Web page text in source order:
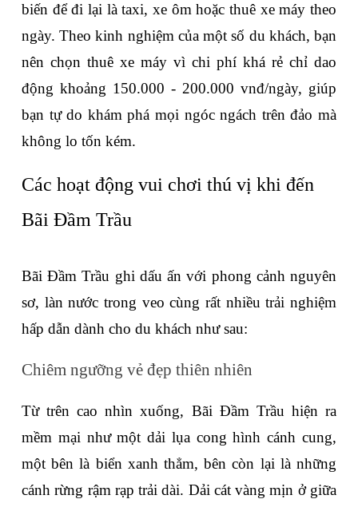
biến để đi lại là taxi, xe ôm hoặc thuê xe máy theo
ngày. Theo kinh nghiệm của một số du khách, bạn
nên chọn thuê xe máy vì chi phí khá rẻ chỉ dao
động khoảng 150.000 - 200.000 vnđ/ngày, giúp
bạn tự do khám phá mọi ngóc ngách trên đảo mà
không lo tốn kém.
Các hoạt động vui chơi thú vị khi đến
Bãi Đầm Trầu
Bãi Đầm Trầu ghi dấu ấn với phong cảnh nguyên
sơ, làn nước trong veo cùng rất nhiều trải nghiệm
hấp dẫn dành cho du khách như sau:
Chiêm ngưỡng vẻ đẹp thiên nhiên
Từ trên cao nhìn xuống, Bãi Đầm Trầu hiện ra
mềm mại như một dải lụa cong hình cánh cung,
một bên là biển xanh thẳm, bên còn lại là những
cánh rừng rậm rạp trải dài. Dải cát vàng mịn ở giữa